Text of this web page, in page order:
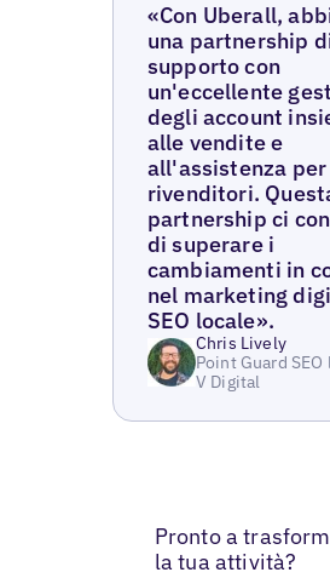
«Con Uberall,
una partnership
supporto con
un'eccellente
degli account
alle vendite e
all'assistenza per
rivenditori.
partnership ci
di superare i
cambiamenti in
nel marketing
SEO locale».
Chris Lively
Point Guard SEO
V Digital
Pronto a
la tua attività?